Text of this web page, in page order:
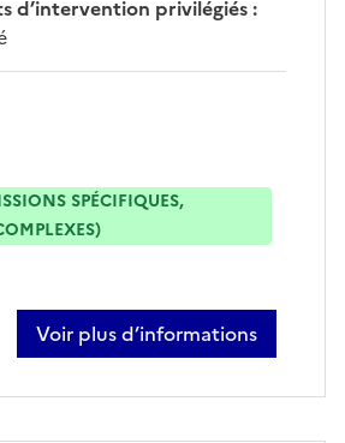
d’intervention privilégiés:
SPÉCIFIQUES,
Voir plus d’informations
sur fabien furtado santos